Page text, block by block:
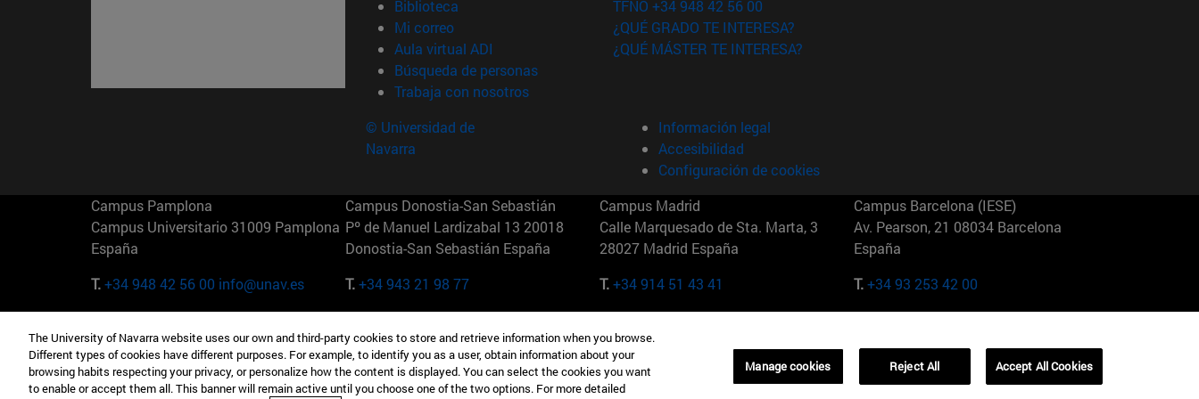
Biblioteca (abre en nueva ventana)
Mi correo(abre en nueva ventana)
Aula virtual ADI (abre en nueva ventana)
Búsqueda de personas(abre en nueva ventana)
Trabaja con nosotros(abre en nueva ventana)
TFNO +34 948 42 56 00
¿QUÉ GRADO TE INTERESA?
¿QUÉ MÁSTER TE INTERESA?
© Universidad de
Navarra
Información legal
Accesibilidad
Configuración de cookies
Campus Pamplona
Campus Universitario 31009 Pamplona
España
T.+34 948 42 56 00 info@unav.es
Campus Donostia-San Sebastián
Pº de Manuel Lardizabal 13 20018
Donostia-San Sebastián España
T.+34 943 21 98 77
Campus Madrid
Calle Marquesado de Sta. Marta, 3
28027 Madrid España
T.+34 914 51 43 41
Campus Barcelona (IESE)
Av. Pearson, 21 08034 Barcelona
España
T.+34 93 253 42 00
Camino del Cerro Águila 3 28023
Madrid España
165 W 57th St 10019-2201 Nueva York
EE.UU
Maria-Theresia-Straße 15 81675
Múnich Alemania
01321001 Bela Vista Brasil
The University of Navarra website uses our own and third-party cookies to store and retrieve information when you browse.
Different types of cookies have different purposes. For example, to identify you as a user, obtain information about your
browsing habits respecting your privacy, or personalize how the content is displayed. You can select the cookies you want
to enable or accept them all. This banner will remain active until you choose one of the two options. For more detailed
Manage cookies Reject All Accept All Cookies